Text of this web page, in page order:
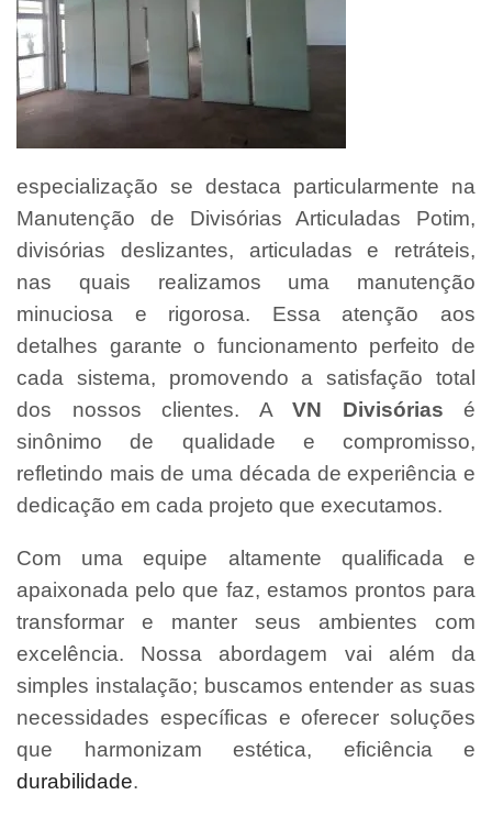
especialização se destaca particularmente na
Manutenção de Divisórias Articuladas Potim,
divisórias deslizantes, articuladas e retráteis,
nas quais realizamos uma manutenção
minuciosa e rigorosa. Essa atenção aos
detalhes garante o funcionamento perfeito de
cada sistema, promovendo a satisfação total
dos nossos clientes. A VN Divisórias é
sinônimo de qualidade e compromisso,
refletindo mais de uma década de experiência e
dedicação em cada projeto que executamos.
Com uma equipe altamente qualificada e
apaixonada pelo que faz, estamos prontos para
transformar e manter seus ambientes com
excelência. Nossa abordagem vai além da
simples instalação; buscamos entender as suas
necessidades específicas e oferecer soluções
que harmonizam estética, eficiência e
durabilidade.